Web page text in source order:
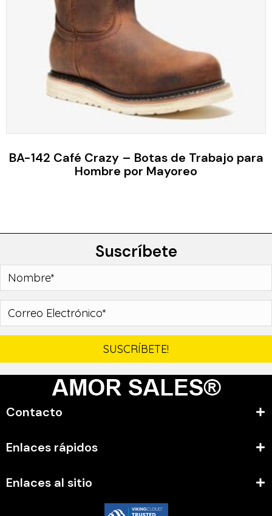
BA-142 Café Crazy – Botas de Trabajo para
Hombre por Mayoreo
Suscríbete
SUSCRÍBETE!
Contacto
Enlaces rápidos
Enlaces al sitio